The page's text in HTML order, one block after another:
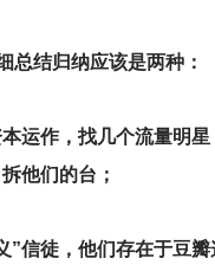
总结归纳应该是两种：
运作，找几个流量明
他们的台；
信徒，他们存在于豆